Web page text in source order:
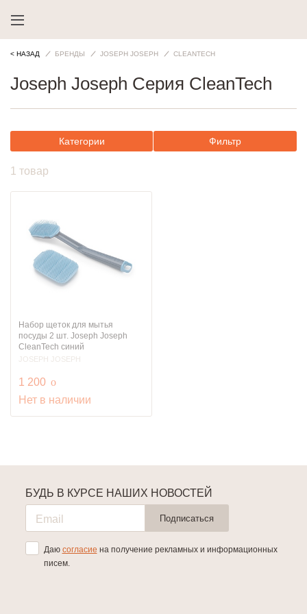
< НАЗАД БРЕНДЫ JOSEPH JOSEPH CLEANTECH
Joseph Joseph Серия CleanTech
Категории Фильтр
1 товар
Набор щеток для мытья
посуды 2 шт. Joseph Joseph
CleanTech синий
JOSEPH JOSEPH
1 200 руб.
o
Нет в наличии
БУДЬ В КУРСЕ НАШИХ НОВОСТЕЙ
Подписаться
Даю согласие на получение рекламных и информационных
писем.